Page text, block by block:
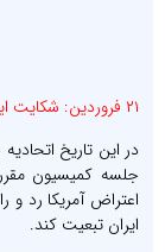
۲۱ فروردین: شکایت ایران از استارلینک
اعتراض آمریکا رد و
ایران تبعیت کند.